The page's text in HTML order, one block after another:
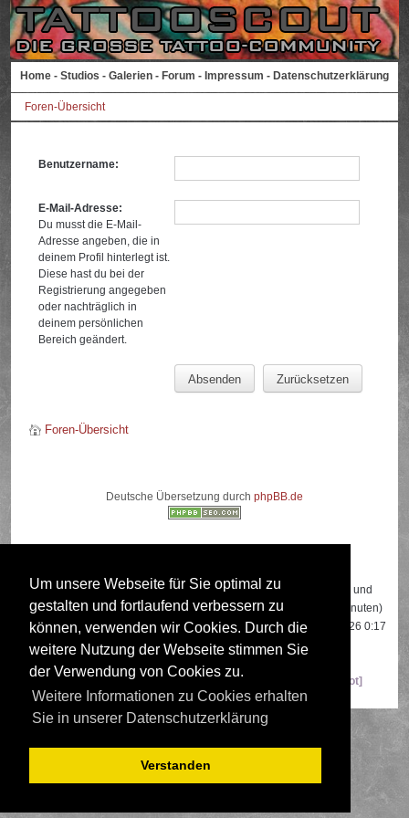
Um unsere Webseite für Sie optimal zu
gestalten und fortlaufend verbessern zu
können, verwenden wir Cookies. Durch die
weitere Nutzung der Webseite stimmen Sie
der Verwendung von Cookies zu.
Weitere Informationen zu Cookies erhalten
Sie in unserer Datenschutzerklärung
Verstanden
Home - Studios - Galerien - Forum - Impressum - Datenschutzerklärung
Foren-Übersicht
Benutzername:
E-Mail-Adresse:
Du musst die E-Mail-
Adresse angeben, die in
deinem Profil hinterlegt ist.
Diese hast du bei der
Registrierung angegeben
oder nachträglich in
deinem persönlichen
Bereich geändert.
Foren-Übersicht
Deutsche Übersetzung durch phpBB.de
Insgesamt sind766Besucher online: 3 registrierte, 0 unsichtbare und
763 Gäste (basierend auf den aktiven Besuchern der letzten 5 Minuten)
Der Besucherrekord liegt bei22108Besuchern, die am 13.04.2026 0:17
gleichzeitig online waren.
Google [Bot] Majestic-12 [Bot]